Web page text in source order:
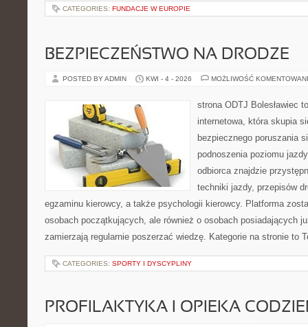
CATEGORIES: FUNDACJE W EUROPIE
BEZPIECZEŃSTWO NA DRODZE
POSTED BY ADMIN KWI - 4 - 2026 MOŻLIWOŚĆ
strona ODTJ Bolesławiec
internetowa, która skupia
bezpiecznego poruszania
podnoszenia poziomu
odbiorca znajdzie
techniki jazdy, przepisów
egzaminu kierowcy, a także psychologii kierowcy. Platforma
osobach początkujących, ale również o osobach posiadających
zamierzają regularnie poszerzać wiedzę. Kategorie na stronie to
CATEGORIES: SPORTY I DYSCYPLINY
PROFILAKTYKA I OPIEKA